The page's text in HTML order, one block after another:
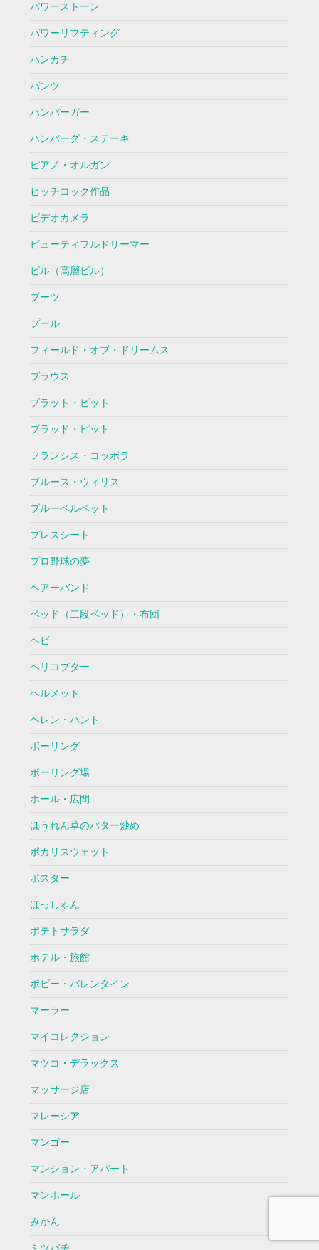
パワーストーン
パワーリフティング
ハンカチ
パンツ
ハンバーガー
ハンバーグ・ステーキ
ピアノ・オルガン
ヒッチコック作品
ビデオカメラ
ビューティフルドリーマー
ビル（高層ビル）
ブーツ
プール
フィールド・オブ・ドリームス
ブラウス
ブラット・ピット
ブラッド・ピット
フランシス・コッポラ
ブルース・ウィリス
ブルーベルベット
プレスシート
プロ野球の夢
ヘアーバンド
ベッド（二段ベッド）・布団
ヘビ
ヘリコプター
ヘルメット
ヘレン・ハント
ボーリング
ボーリング場
ホール・広間
ほうれん草のバター炒め
ポカリスウェット
ポスター
ほっしゃん
ポテトサラダ
ホテル・旅館
ボビー・バレンタイン
マーラー
マイコレクション
マツコ・デラックス
マッサージ店
マレーシア
マンゴー
マンション・アパート
マンホール
みかん